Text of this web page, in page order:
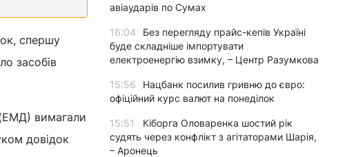
спершу
засобів
вимагали
довідок
авіаударів по Сумах
16:04
Без перегляду прайс-кепів Україні
буде складніше імпортувати
електроенергію взимку, – Центр Разумкова
15:56
Нацбанк посилив гривню до євро:
офіційний курс валют на понеділок
15:51
Кіборга Оловаренка шостий рік
судять через конфлікт з агітаторами Шарія,
– Аронець